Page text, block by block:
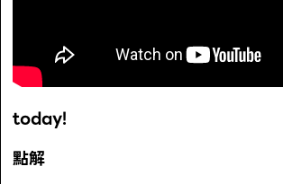
today!
點解